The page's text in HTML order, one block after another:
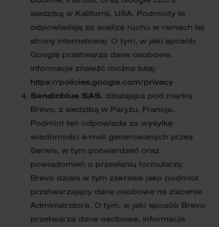
siedzibą w Kalifornii, USA. Podmioty te
odpowiadają za analizę ruchu w ramach tej
strony internetowej. O tym, w jaki sposób
Google przetwarza dane osobowe,
informacje znaleźć można tutaj:
https://policies.google.com/privacy
Sendinblue SAS, działająca pod marką
Brevo, z siedzibą w Paryżu, Francja.
Podmiot ten odpowiada za wysyłkę
wiadomości e-mail generowanych przez
Serwis, w tym potwierdzeń oraz
powiadomień o przesłaniu formularzy.
Brevo działa w tym zakresie jako podmiot
przetwarzający dane osobowe na zlecenie
Administratora. O tym, w jaki sposób Brevo
przetwarza dane osobowe, informacje